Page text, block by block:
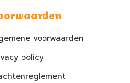
voorwaarden
policy